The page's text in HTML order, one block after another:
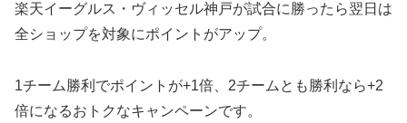
楽天イーグルス・ヴィッセル神戸が試合に勝ったら翌日は
全ショップを対象にポイントがアップ。
1チーム勝利でポイントが+1倍、2チームとも勝利なら+2
倍になるおトクなキャンペーンです。